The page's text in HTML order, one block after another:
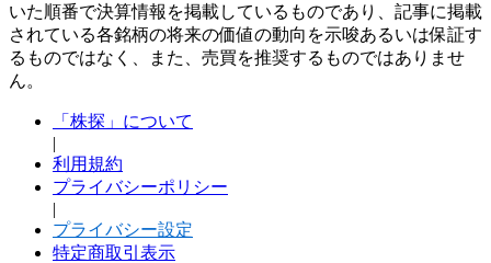
いた順番で決算情報を掲載しているものであり、記事に掲載
されている各銘柄の将来の価値の動向を示唆あるいは保証す
るものではなく、また、売買を推奨するものではありませ
ん。
「株探」について
|
利用規約
プライバシーポリシー
|
プライバシー設定
特定商取引表示